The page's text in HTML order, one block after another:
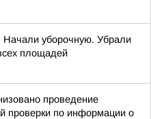
уборочную. Убрали
площадей
проведение
проверки по информации о